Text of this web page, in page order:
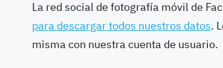
La red social de fotografía móvil de
para descargar todos nuestros datos.
misma con nuestra cuenta de usuario.